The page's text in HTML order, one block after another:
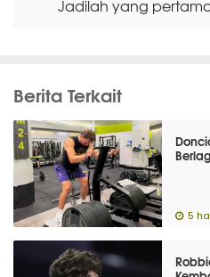
Jadilah yang
Berita Terkait
5